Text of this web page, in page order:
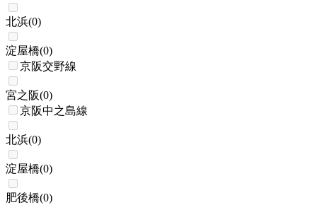
北浜(0)
淀屋橋(0)
京阪交野線
宮之阪(0)
京阪中之島線
北浜(0)
淀屋橋(0)
肥後橋(0)